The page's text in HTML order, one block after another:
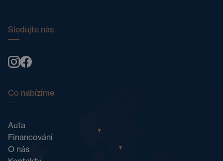
Sledujte nás
Co nabízíme
Auta
Financování
O nás